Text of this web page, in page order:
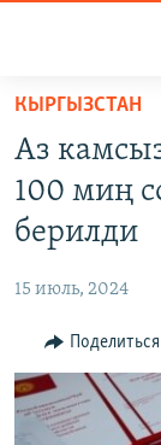
Вернуться
основному
содержанию
Вернутся
главной
Вернутся
поиску
КОНТАКТЫ
НАСТОЯЩЕЕ
МИГРАНТ
КЫРГЫЗСТАН
Аз
100 миң
берилди
15 июль, 2024
Поделиться